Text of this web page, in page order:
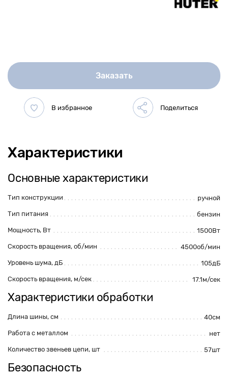
Заказать
Характеристики
Основные характеристики
Тип конструкции ручной
Тип питания бензин
Мощность, Вт 1500Вт
Скорость вращения, об/мин 4500об/мин
Уровень шума, дБ 105дБ
Скорость вращения, м/сек 17.1м/сек
Характеристики обработки
Длина шины, см 40см
Работа с металлом нет
Количество звеньев цепи, шт 57шт
Безопасность